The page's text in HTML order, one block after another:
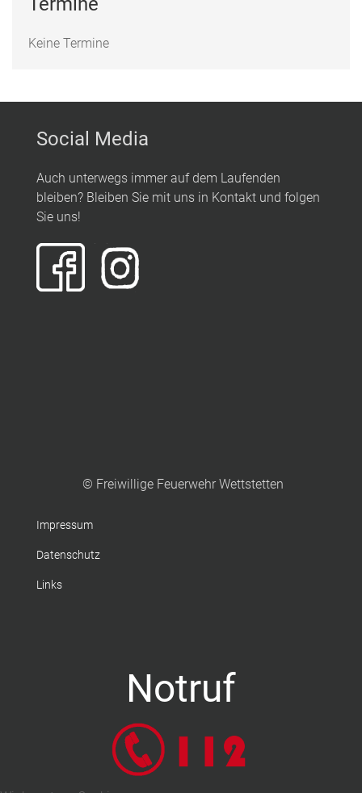
Keine Termine
Social Media
Auch unterwegs immer auf dem Laufenden
bleiben? Bleiben Sie mit uns in Kontakt und folgen
Sie uns!
© Freiwillige Feuerwehr Wettstetten
Impressum
Datenschutz
Links
Notruf